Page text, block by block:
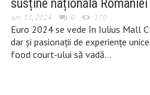
susține naționala
iun. 13, 2024 0 170
Euro 2024 se vede în Iulius Mall
dar și pasionații de experiențe
food court-ului să vadă…